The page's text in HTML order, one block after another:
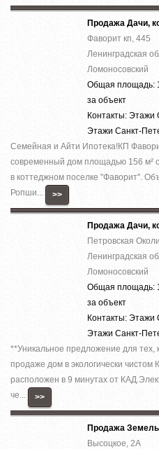
Продажа Дачи,
Фаворит кп, 445
Ленинградская
Ломоносовский
Общая площадь:
за объект
Контакты: Этажи
Этажи Санкт-
Семейная и Айти Ипотека!КП
современный дом площадью 156 м² с
в коттеджном поселке ''Фаворит''.
Ропши...
>>
Продажа Дачи,
Петровская
Ленинградская
Ломоносовский
Общая площадь:
за объект
Контакты: Этажи
Этажи Санкт-
**Уникальное предложение для тех,
продаже дом в экологически
расположен в 9 минутах от
че...
>>
Продажа
Высоцкое, 2А